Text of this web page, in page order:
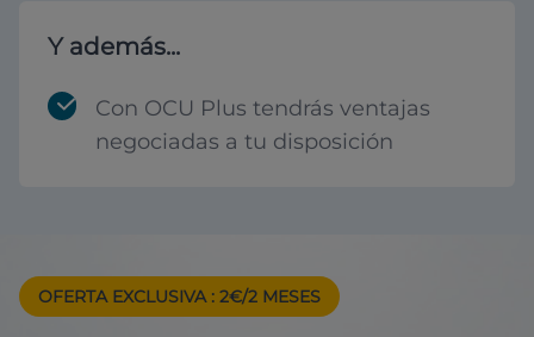
Y además...
Con OCU Plus tendrás ventajas
negociadas a tu disposición
OFERTA EXCLUSIVA : 2€/2 MESES